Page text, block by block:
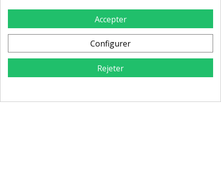
Accepter
Configurer
Rejeter